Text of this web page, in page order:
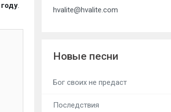
.
hvalite@hvalite.com
Новые песни
Бог своих не предаст
Последствия